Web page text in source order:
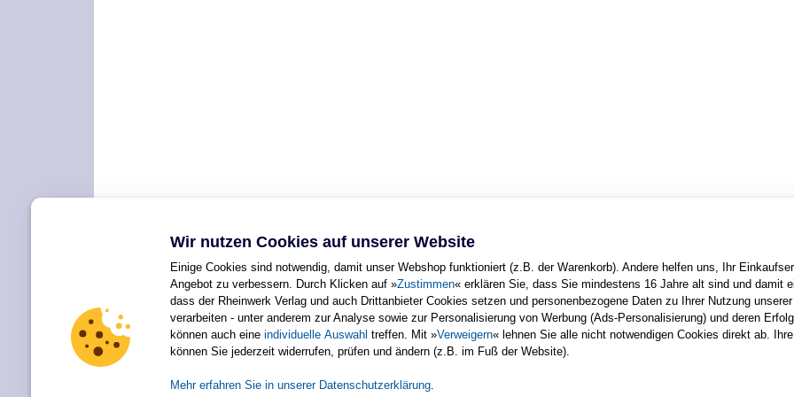
Wir nutzen Cookies auf unserer Website
Einige Cookies sind notwendig, damit unser Webshop funktioniert (z.B. der Warenkorb). Andere helfen uns, Ihr
Angebot zu verbessern. Durch Klicken auf »Zustimmen« erklären Sie, dass Sie mindestens 16 Jahre alt sind und damit
dass der Rheinwerk Verlag und auch Drittanbieter Cookies setzen und personenbezogene Daten zu Ihrer Nutzung
verarbeiten - unter anderem zur Analyse sowie zur Personalisierung von Werbung (Ads-Personalisierung) und deren
können auch eine individuelle Auswahl treffen. Mit »Verweigern« lehnen Sie alle nicht notwendigen Cookies direkt ab.
können Sie jederzeit widerrufen, prüfen und ändern (z.B. im Fuß der Website).
Mehr erfahren Sie in unserer Datenschutzerklärung.
Copyright © Rheinwerk Verlag GmbH 2005
Für Ihren privaten Gebrauch dürfen Sie die Online-Version natürlich ausdrucken. Ansonsten unterliegt das Openbook denselben Bestimmungen,
urheberrechtlich geschützt.
Alle Rechte vorbehalten einschließlich der Vervielfältigung, Übersetzung, Mikroverfilmung sowie Einspeicherung und